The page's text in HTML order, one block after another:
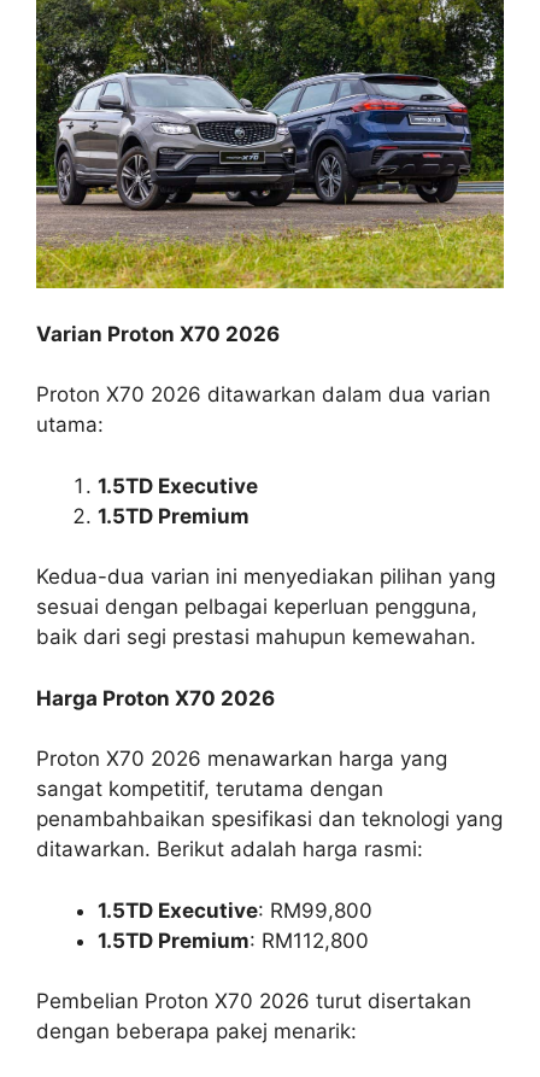
Varian Proton X70 2026
Proton X70 2026 ditawarkan dalam dua varian
utama:
1.5TD Executive
1.5TD Premium
Kedua-dua varian ini menyediakan pilihan yang
sesuai dengan pelbagai keperluan pengguna,
baik dari segi prestasi mahupun kemewahan.
Harga Proton X70 2026
Proton X70 2026 menawarkan harga yang
sangat kompetitif, terutama dengan
penambahbaikan spesifikasi dan teknologi yang
ditawarkan. Berikut adalah harga rasmi:
1.5TD Executive: RM99,800
1.5TD Premium: RM112,800
Pembelian Proton X70 2026 turut disertakan
dengan beberapa pakej menarik: